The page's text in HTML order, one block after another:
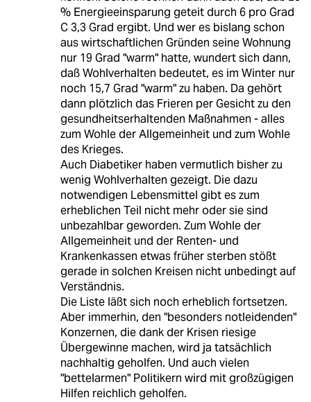
% Energieeinsparung geteit durch 6 pro Grad
C 3,3 Grad ergibt. Und wer es bislang schon
aus wirtschaftlichen Gründen seine Wohnung
nur 19 Grad "warm" hatte, wundert sich dann,
daß Wohlverhalten bedeutet, es im Winter nur
noch 15,7 Grad "warm" zu haben. Da gehört
dann plötzlich das Frieren per Gesicht zu den
gesundheitserhaltenden Maßnahmen - alles
zum Wohle der Allgemeinheit und zum Wohle
des Krieges.
Auch Diabetiker haben vermutlich bisher zu
wenig Wohlverhalten gezeigt. Die dazu
notwendigen Lebensmittel gibt es zum
erheblichen Teil nicht mehr oder sie sind
unbezahlbar geworden. Zum Wohle der
Allgemeinheit und der Renten- und
Krankenkassen etwas früher sterben stößt
gerade in solchen Kreisen nicht unbedingt auf
Verständnis.
Die Liste läßt sich noch erheblich fortsetzen.
Aber immerhin, den "besonders notleidenden"
Konzernen, die dank der Krisen riesige
Übergewinne machen, wird ja tatsächlich
nachhaltig geholfen. Und auch vielen
"bettelarmen" Politikern wird mit großzügigen
Hilfen reichlich geholfen.